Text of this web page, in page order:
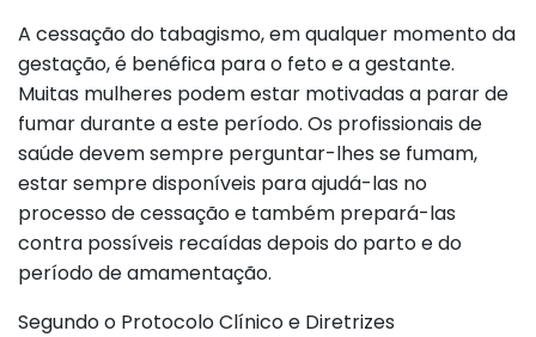
A cessação do tabagismo, em qualquer momento da
gestação, é benéfica para o feto e a gestante.
Muitas mulheres podem estar motivadas a parar de
fumar durante a este período. Os profissionais de
saúde devem sempre perguntar-lhes se fumam,
estar sempre disponíveis para ajudá-las no
processo de cessação e também prepará-las
contra possíveis recaídas depois do parto e do
período de amamentação.
Segundo o Protocolo Clínico e Diretrizes